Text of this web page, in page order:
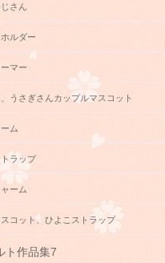
さん
ルダー
マー
うさぎさんカップルマスコット
ム
ラップ
ーム
コット、ひよこストラップ
ト作品集7